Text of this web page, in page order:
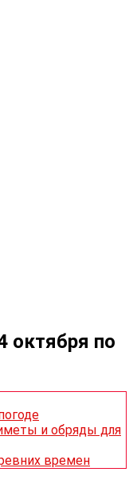
октября по
и обряды для
времен